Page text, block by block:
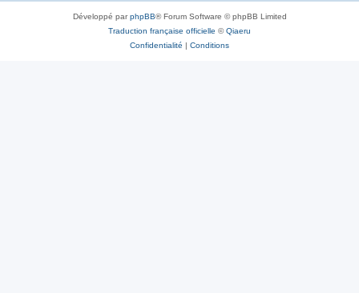
Développé parphpBB® Forum Software © phpBB Limited
Traduction française officielle ©Qiaeru
Confidentialité | Conditions